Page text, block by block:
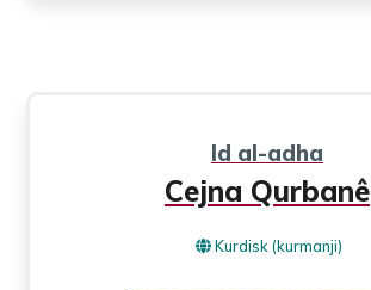
Id al-adha
Cejna Qurbanê
Kurdisk (kurmanji)